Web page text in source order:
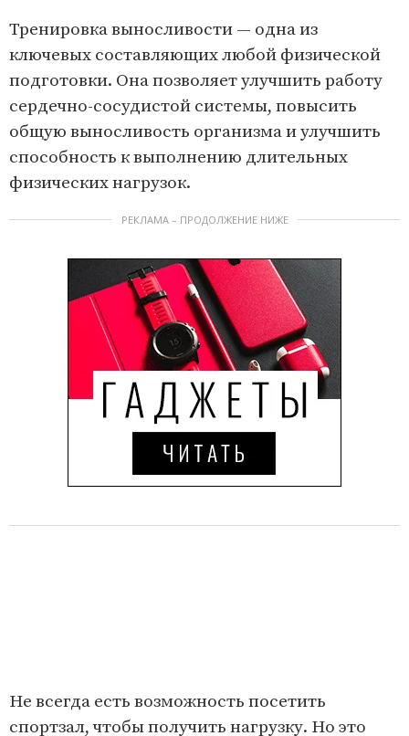
Тренировка выносливости — одна из
ключевых составляющих любой физической
подготовки. Она позволяет улучшить работу
сердечно-сосудистой системы, повысить
общую выносливость организма и улучшить
способность к выполнению длительных
физических нагрузок.
РЕКЛАМА – ПРОДОЛЖЕНИЕ НИЖЕ
Не всегда есть возможность посетить
спортзал, чтобы получить нагрузку. Но это